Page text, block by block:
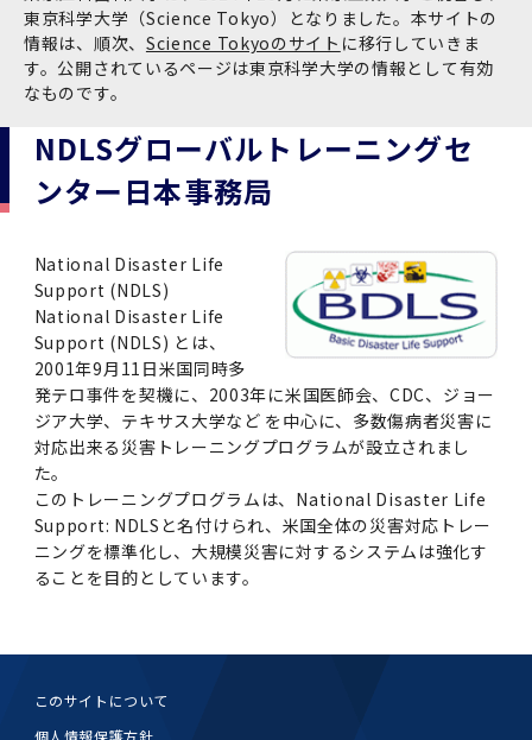
基本理念・沿革トップ
沿革
建物沿革
歴代校長及び学長
学生歌
ブランド
東京医科歯科大学の特色
学問と教育の聖地 湯島に建つ東京医科歯科大
学
教育について
研究について
医療について
東京医科歯科大学の誓い
世界大学ランキング
アクセストップ
キャンパスマップ
運営組織
運営組織トップ
大学組織一覧
学長・役員
副学長
理事･監事
役員会
経営協議会
教育研究評議会
広報誌・刊行物
広報誌・刊行物トップ
大学紹介動画
大学紹介動画トップ
大学紹介動画
キャンパスライフ編
留学制度編
多職種連携教育編
大学概要（冊子）
統合報告書
広報誌
広報誌トップ
広報誌「Bloom! 医科歯科大」
大学案内 【受験生向け】（冊子）
写真で綴る 東京医科歯科大学
大学の計画と評価
大学の計画と評価トップ
大学評価の制度について
大学評価の制度についてトップ
概説
１．国立大学法人評価
２．大学認証評価
1-1．第４期中期目標・中期計画等について【6
年間】
年間】トップ
第１期 中期目標・中期計画等について
第3期】
1-2.年度計画・年度評価等について【第1期～
2．認証評価
四大学連合
四大学連合トップ
四大学連合憲章等
四大学連合憲章等トップ
四大学連合憲章
「大学院学生の教育研究交流」に関する協定書
複合領域コース(四大学共通)
複合領域コース(四大学共通)トップ
複合領域コースについて
複合領域コース（東京医科歯科大学）
三大学連合（外部サイト）
情報公開・個人情報
情報公開・個人情報トップ
情報公開制度
個人情報保護制度
統合報告書
東京医科歯科大学ＳＤＧｓ推進宣言
男性職員の育児休業等取得推進宣言
ダイバーシティ
ダイバーシティトップ
コンプライアンス・ハラスメント
学部受験生向け「大学案内」（冊子）
学部入学案内トップ
アドミッション・ポリシー
入試制度
入試制度トップ
学部入試の変更点（予告）
入試データ
これまでの学部入試変更点
学部などについて
学部などについてトップ
ILA国府台
医学部
歯学部
生体材料工学研究所
学生生活などについて
学生生活などについてトップ
授業料・入学料・検定料
奨学金について
入学料・授業料の免除・徴収猶予について
イベント
イベントトップ
オープンキャンパス
医学部医学科サマープログラム
資料請求
合格発表
試験問題及び解答例等の公表
大学院入学案内
大学院入学案内トップ
募集要項
募集要項トップ
医歯学総合研究科
保健衛生学研究科
FAQ
医歯学総合研究科博士課程 国際連携専攻（ジ
ョイント・ディグリープログラム：JDP）
WEB出願
アドミッション・ポリシー
過去の試験問題・入試データ
TOEFL-ITP試験結果（スコアレポート）の返
大学院入学希望者向け入試説明会
聴講生・科目等履修生および大学院研究生募集
聴講生・科目等履修生および大学院研究生募集
トップ
医学部
歯学部
生体材料工学研究所
大学院研究生
入学に関するお問い合わせ窓口
Science Tokyo SPRING (医歯学系)
今後の博士学生向け支援制度について
令和8年度（2026年度）総合知と癒しの次世代
フロントランナー育成プログラム Science
Tokyo Post-SPRING(医歯学系)春募集につい
て
令和7年度（2025年度）「総合知と癒しの次世
代フロントランナー育成プログラム Science
Tokyo SPRING(医歯学系)」対象学生の春募集
について
Call for Applications to Science Tokyo
Post-SPRING（MD）Program for the 2026
(*Spring admission)
Call for Applications to Science Tokyo
Science Tokyo BOOST (医歯学系)トップ
令和8年度（2026年度）トップレベルAI研究の
ための共創型エキスパート人材育成プログラム
対象学生（Science Tokyo BOOST（医歯学
系）生）の募集について
令和7年度トップレベルAI研究のための共創型
エキスパート人材育成プログラム対象学生（医
歯学系-BOOST生）の募集について
令和６年度（2024年度）TMDUトップレベル
AI研究のための共創型エキスパート人材育成プ
ログラム 対象学生（TMDU-BOOST生）の募
CS（クリニシャン・サイエンティスト）養成支
CS（クリニシャン・サイエンティスト）養成支
援制度トップ
令和８年度（2026年度）CS（クリニシャン・
サイエンティスト）養成支援制度の募集につい
て
Call for Applications for the Clinician
Scientist (CS) Training Support Program
for Academic Year 2026
授業・カリキュラム
授業・カリキュラムトップ
四大学連合･複合領域コース
教育要項（学部シラバス）
履修要項（大学院シラバス）
入学料・授業料・奨学金
入学料・授業料・奨学金トップ
授業料・入学料・検定料
授業料・入学料・検定料トップ
入学料・授業料免除・徴収猶予について
(Admission & Tuition
入学料・授業料免除・徴収猶予について
(Admission & Tuition
(Admission & Tuition
留学情報
学生生活サポート
学生生活サポートトップ
アパート等の紹介
各種支援制度
就職・キャリア支援トップ
サークル・学園祭
教育研究組織等トップ
教育理念トップ
ポリシー
ポリシートップ
医学部（医学科･保健衛生学科）
歯学部（歯学科･口腔保健学科）
大学院医歯学総合研究科
大学院保健衛生学研究科
医学部（医学科･保健衛生学科）
医学部（医学科･保健衛生学科）トップ
医学科
保健衛生学科 【看護学専攻】
保健衛生学科 【検査技術学専攻】
歯学部（歯学科･口腔保健学科）
歯学部（歯学科･口腔保健学科）トップ
歯学科
口腔保健学科【口腔保健衛生学専攻】
口腔保健学科【口腔保健工学専攻】
大学院医歯学総合研究科
大学院医歯学総合研究科トップ
修士課程 医歯理工保健学専攻
修士課程 医歯理工保健学専攻【医療管理政策
学（MMA）コース】
大学院保健衛生学研究科
大学院保健衛生学研究科トップ
博士課程看護先進科学専攻
博士課程共同災害看護学専攻
医学部（医学科･保健衛生学科）
歯学部（歯学科･口腔保健学科）
教養部
教養部トップ
公開講座・公開シンポジウム・講演会等のお知
らせ
ILA国府台担当教員一覧
大学院医歯学総合研究科
大学院医歯学総合研究科トップ
修士課程 医歯理工保健学専攻
修士課程 医歯理工保健学専攻トップ
概要
分野構成
修士課程 医歯理工保健学専攻【医療管理政策
修士課程 医歯理工保健学専攻 グローバルヘル
大学院保健衛生学研究科
大学院保健衛生学研究科トップ
研究科長挨拶
概要
組織
寄附講座・寄附部門一覧
生体材料工学研究所
大学病院
医科（医系診療部門）
歯科（歯系診療部門）
研究・連携トップ
外部資金
外部資金トップ
研究費獲得支援
産学官連携
e-Rad 府省共通研究開発管理システム(外部サ
イト)
研究助成金
研究手続き
研究手続きトップ
倫理審査申請システム
利益相反申告システム(学外利用時VPN必要)
VPN必要)
研究活動
研究活動トップ
研究情報データベース
research map
研究組織
研究組織トップ
統合研究機構・統合イノベーション推進機構
取り組み・規制
研究不正等の公表について
各種お問い合わせ先(事務部)
国際交流
大学基金
受験生
卒業生
企業・研究者・一般の方
病院をご利用の方
東京科学大学（Science Tokyo）となりました。本サイトの
情報は、順次、 Science Tokyoのサイト に移行していきま
す。公開されているページは東京科学大学の情報として有効
なものです。
NDLSグローバルトレーニングセ
ンター日本事務局
National Disaster Life
Support (NDLS)
National Disaster Life
Support (NDLS) とは、
2001年9月11日米国同時多
発テロ事件を契機に、2003年に米国医師会、CDC、ジョー
ジア大学、テキサス大学など を中心に、多数傷病者災害に
対応出来る災害トレーニングプログラムが設立されまし
た。
このトレーニングプログラムは、National Disaster Life
Support: NDLSと名付けられ、米国全体の災害対応トレー
ニングを標準化し、大規模災害に対するシステムは強化す
ることを目的としています。
このサイトについて